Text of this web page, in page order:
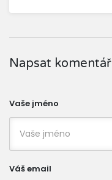
Napsat komentář
Vaše jméno
Váš email